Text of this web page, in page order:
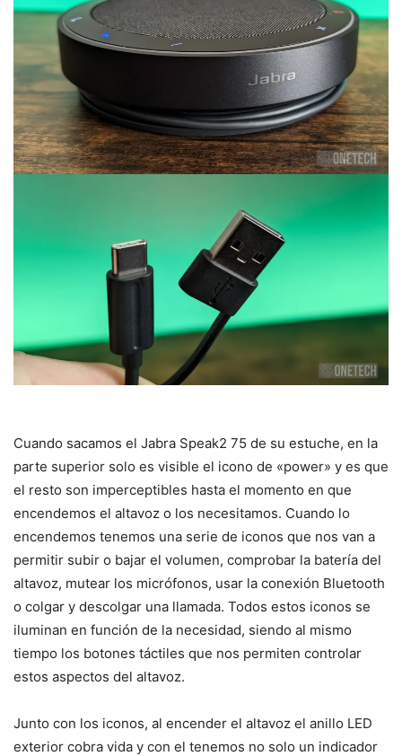
Cuando sacamos el Jabra Speak2 75 de su estuche, en la
parte superior solo es visible el icono de «power» y es que
el resto son imperceptibles hasta el momento en que
encendemos el altavoz o los necesitamos. Cuando lo
encendemos tenemos una serie de iconos que nos van a
permitir subir o bajar el volumen, comprobar la batería del
altavoz, mutear los micrófonos, usar la conexión Bluetooth
o colgar y descolgar una llamada. Todos estos iconos se
iluminan en función de la necesidad, siendo al mismo
tiempo los botones táctiles que nos permiten controlar
estos aspectos del altavoz.
Junto con los iconos, al encender el altavoz el anillo LED
exterior cobra vida y con el tenemos no solo un indicador